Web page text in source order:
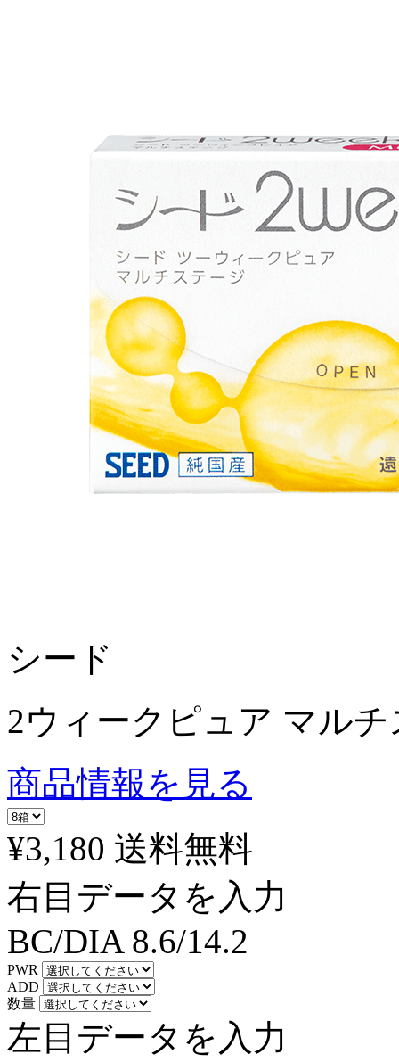
シード
2ウィークピュア マル
商品情報を見る
¥3,180 送料無料
右目データを入力
BC/DIA 8.6/14.2
PWR
ADD
数量
左目データを入力